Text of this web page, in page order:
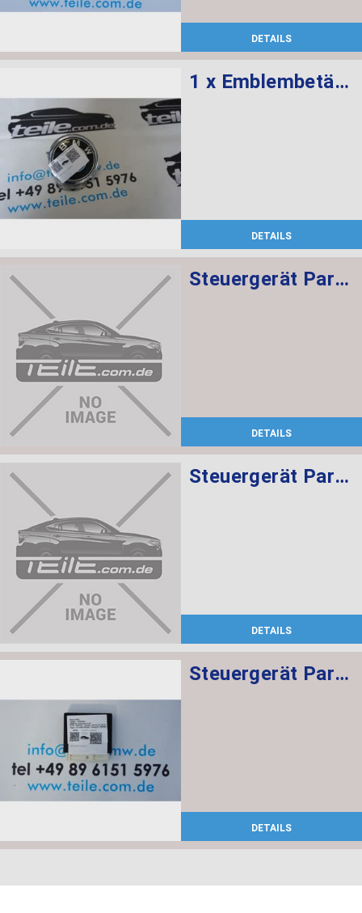
DETAILS
1 x Emblembetätigung, 1 x Haltering
DETAILS
Steuergerät Parkassistent
DETAILS
Steuergerät Parkassistent
DETAILS
Steuergerät Parkassistent
DETAILS